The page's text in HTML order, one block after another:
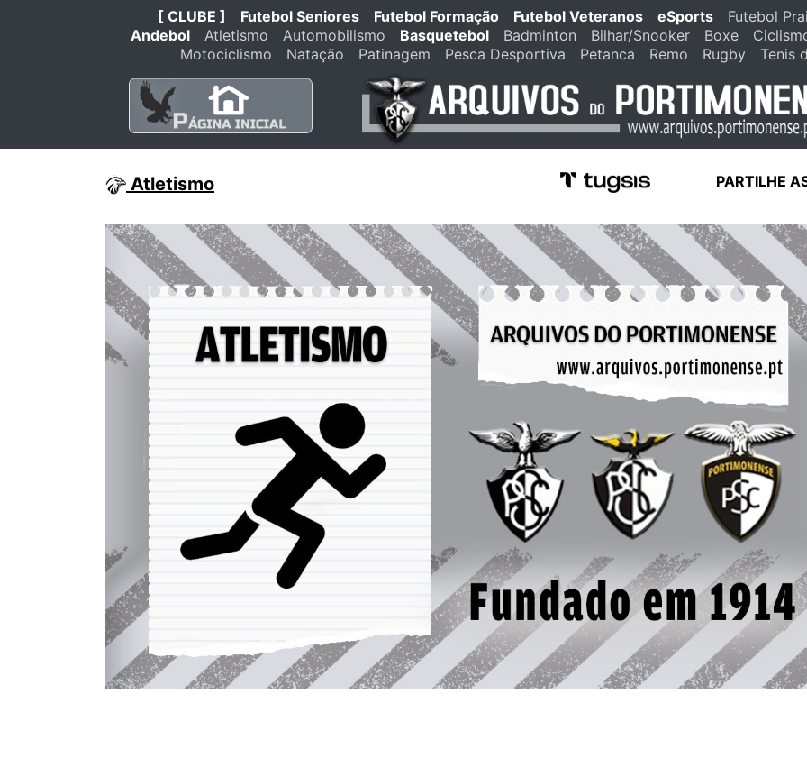
[ CLUBE ] Futebol Seniores Futebol Formação Futebol Veteranos eSports
Futebol
Andebol
Atletismo Automobilismo Basquetebol Badminton Bilhar/Snooker Boxe
Motociclismo
Natação Patinagem Pesca Desportiva Petanca Remo Rugby Tenis
Atletismo PARTILHE